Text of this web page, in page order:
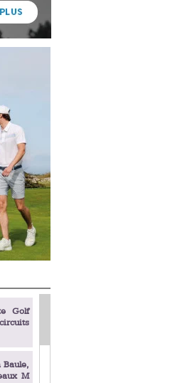
Golf
Baule,
M